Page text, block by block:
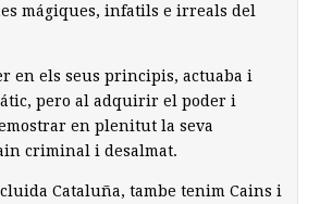
mágiques, infatils e irreals del
en els seus principis, actuaba i
pero al adquirir el poder i
en plenitut la seva
criminal i desalmat.
Cataluña, tambe tenim Cains i